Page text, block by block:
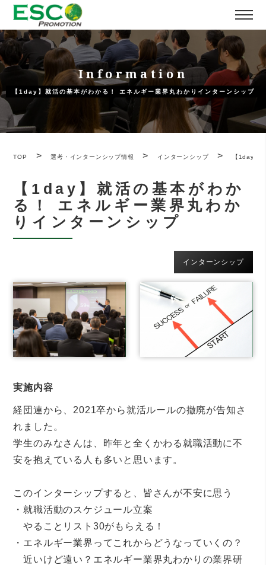
Information
【1day】就活の基本がわかる！ エネルギー業界丸わかりインターンシップ
TOP > 選考・インターンシップ情報 > インターンシップ > 【1day】
【1day】就活の基本がわか
る！ エネルギー業界丸わか
りインターンシップ
インターンシップ
実施内容
経団連から、2021卒から就活ルールの撤廃が告知さ
れました。
学生のみなさんは、昨年と全くかわる就職活動に不
安を抱えている人も多いと思います。
このインターシップすると、皆さんが不安に思う
・就職活動のスケジュール立案
やることリスト30がもらえる！
・エネルギー業界ってこれからどうなっていくの？
近いけど遠い？エネルギー業界丸わかりの業界研